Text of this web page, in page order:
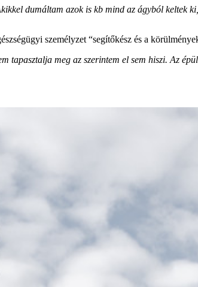
dumáltam azok is kb mind az ágyból keltek
személyzet “segítőkész és a
tapasztalja meg az szerintem el sem hiszi. Az